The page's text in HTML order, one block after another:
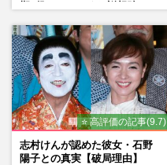
マン長男・櫻井海音だった
⭐ 高評価の記事(9.7)
志村けんが認めた彼女・石野
陽子との真実【破局理由】